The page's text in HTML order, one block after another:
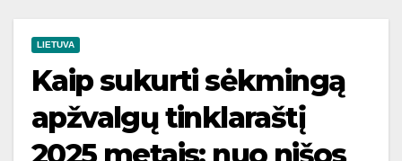
LIETUVA
Kaip sukurti sėkmingą
apžvalgų tinklaraštį